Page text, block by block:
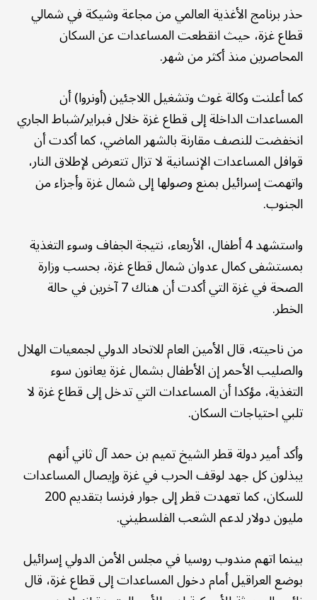
حذر برنامج الأغذية العالمي من مجاعة وشيكة في شمالي
قطاع غزة، حيث انقطعت المساعدات عن السكان
المحاصرين منذ أكثر من شهر.
كما أعلنت وكالة غوث وتشغيل اللاجئين (أونروا) أن
المساعدات الداخلة إلى قطاع غزة خلال فبراير/شباط الجاري
انخفضت للنصف مقارنة بالشهر الماضي، كما أكدت أن
قوافل المساعدات الإنسانية لا تزال تتعرض لإطلاق النار،
واتهمت إسرائيل بمنع وصولها إلى شمال غزة وأجزاء من
الجنوب.
واستشهد 4 أطفال، الأربعاء، نتيجة الجفاف وسوء التغذية
بمستشفى كمال عدوان شمال قطاع غزة، بحسب وزارة
الصحة في غزة التي أكدت أن هناك 7 آخرين في حالة
الخطر.
من ناحيته، قال الأمين العام للاتحاد الدولي لجمعيات الهلال
والصليب الأحمر إن الأطفال بشمال غزة يعانون سوء
التغذية، مؤكدا أن المساعدات التي تدخل إلى قطاع غزة لا
تلبي احتياجات السكان.
وأكد أمير دولة قطر الشيخ تميم بن حمد آل ثاني أنهم
يبذلون كل جهد لوقف الحرب في غزة وإيصال المساعدات
للسكان، كما تعهدت قطر إلى جوار فرنسا بتقديم 200
مليون دولار لدعم الشعب الفلسطيني.
بينما اتهم مندوب روسيا في مجلس الأمن الدولي إسرائيل
بوضع العراقيل أمام دخول المساعدات إلى قطاع غزة، قال